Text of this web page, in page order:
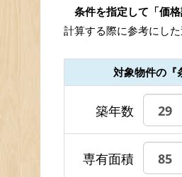
条件を指定して「価
計算する際に参考にし
対象物件の『
築年数
専有面積